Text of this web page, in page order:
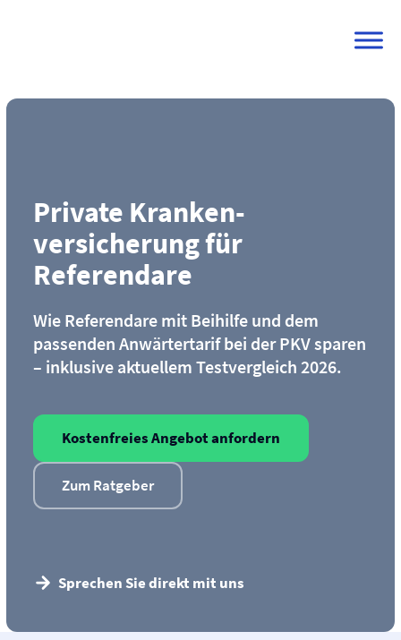
Private Kranken­
versicherung für
Referendare
Wie Referendare mit Beihilfe und dem
passenden Anwärtertarif bei der PKV sparen
– inklusive aktuellem Testvergleich 2026.
Kostenfreies Angebot anfordern
Zum Ratgeber
Sprechen Sie direkt mit uns